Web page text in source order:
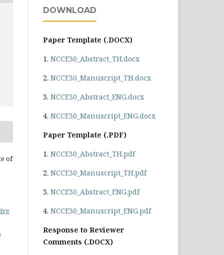
of
DOWNLOAD
Paper Template (.DOCX)
1. NCCE30_Abstract_TH.docx
2. NCCE30_Manuscript_TH.docx
3. NCCE30_Abstract_ENG.docx
4. NCCE30_Manuscript_ENG.docx
Paper Template (.PDF)
1. NCCE30_Abstract_TH.pdf
2. NCCE30_Manuscript_TH.pdf
3. NCCE30_Abstract_ENG.pdf
4. NCCE30_Manuscript_ENG.pdf
Response to Reviewer
Comments (.DOCX)